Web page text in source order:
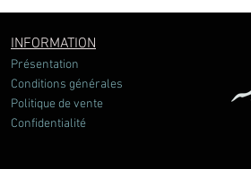
INFORMATION
Présentation
Conditions générales
Politique de vente
Confidentialité